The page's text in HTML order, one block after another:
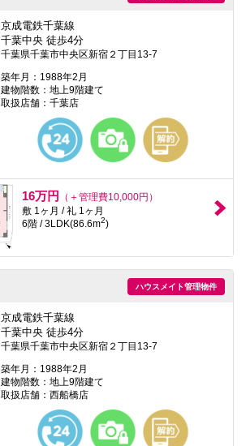
京成電鉄千葉線
千葉中央 徒歩4分
千葉県千葉市中央区新宿２丁目13-7
築年月：1988年2月
建物階数：地上9階建て
取扱店舗：千葉店
16万円
（＋管理費10,000円）
敷 1ヶ月 / 礼 1ヶ月
6階 / 3LDK(86.6m2)
ハウスメイト管理物件
京成電鉄千葉線
千葉中央 徒歩4分
千葉県千葉市中央区新宿２丁目13-7
築年月：1988年2月
建物階数：地上9階建て
取扱店舗：西船橋店